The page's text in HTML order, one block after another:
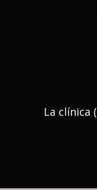
La clínica